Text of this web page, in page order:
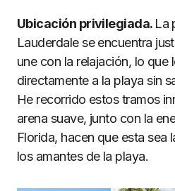
Ubicación privilegiada. La
Lauderdale se encuentra
une con la relajación, lo que
directamente a la playa sin
He recorrido estos tramos
arena suave, junto con la
Florida, hacen que esta sea
los amantes de la playa.